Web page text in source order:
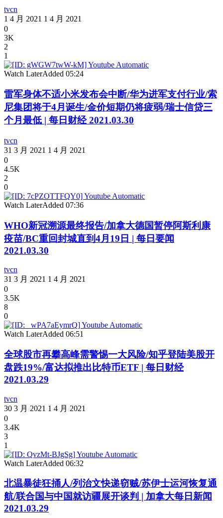
tvcn
1 4 月 2021 1 4 月 2021
0
3K
2
1
Watch LaterAdded 05:24
雷军身体不适小米发布会中断/华为进军支付行业/索
尼集团将于4月诞生/金价短期仍将疲弱/瑞士信贷三
个月最低 | 每日财经 2021.03.30
tvcn
31 3 月 2021 1 4 月 2021
0
4.5K
2
0
Watch LaterAdded 07:36
WHO新冠溯源最终报告/加拿大德国暂停阿斯利康
疫苗/BC重回封城直到4月19日 | 每日要闻
2021.03.30
tvcn
31 3 月 2021 1 4 月 2021
0
3.5K
8
0
Watch LaterAdded 06:51
全球股市再攀高峰需警惕一大风险/知乎登陆美股开
盘跌19%/富达拟推出比特币ETF | 每日财经
2021.03.29
tvcn
30 3 月 2021 1 4 月 2021
0
3.4K
3
1
Watch LaterAdded 06:32
北温暴徒狂捅人/列治文快递窃贼/苏伊士运河恢复通
航/联合国与中国就访疆展开谈判 | 加拿大每日新闻
2021.03.29